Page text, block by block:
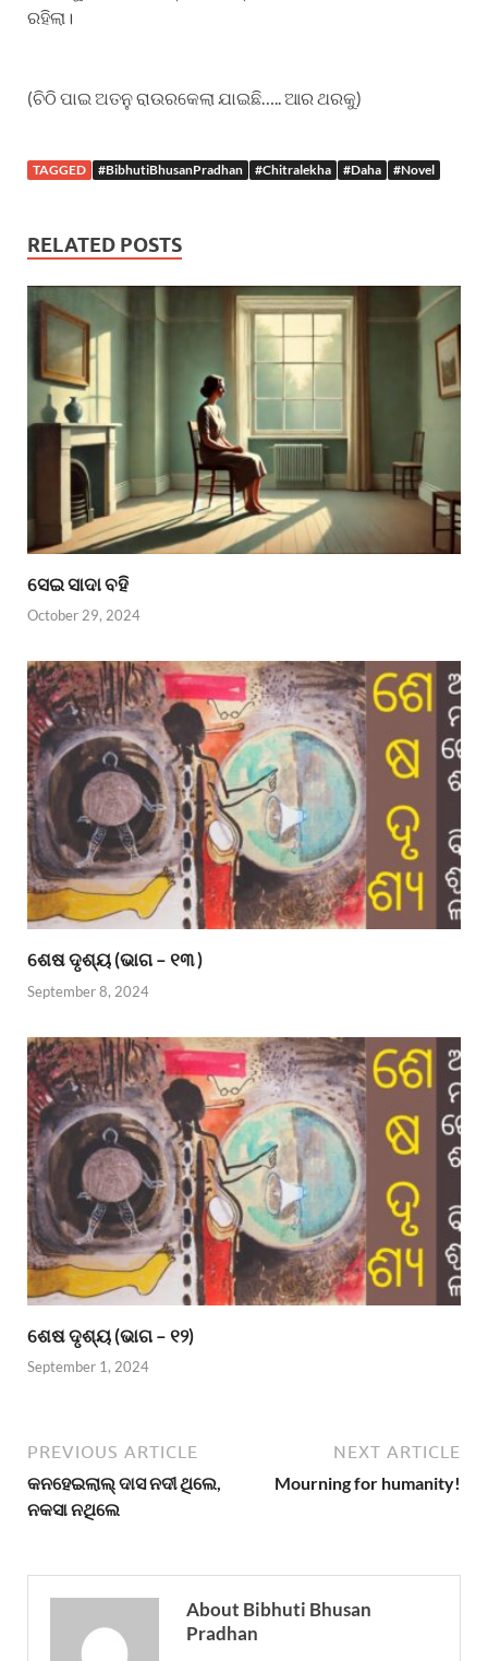
ରହିଲା।
(ଚିଠି ପାଇ ଅତନୁ ରାଉରକେଲା ଯାଇଛି….. ଆର ଥରକୁ)
TAGGED #BibhutiBhusanPradhan #Chitralekha #Daha #Novel
RELATED POSTS
ସେଇ ସାଦା ବହି
October 29, 2024
ଶେଷ ଦୃଶ୍ୟ (ଭାଗ – ୧୩ )
September 8, 2024
ଶେଷ ଦୃଶ୍ୟ (ଭାଗ – ୧୨)
September 1, 2024
PREVIOUS ARTICLE
କନହେଇଲାଲ୍ ଦାସ ନଦୀ ଥିଲେ,
ନକସା ନଥିଲେ
NEXT ARTICLE
Mourning for humanity!
About Bibhuti Bhusan
Pradhan